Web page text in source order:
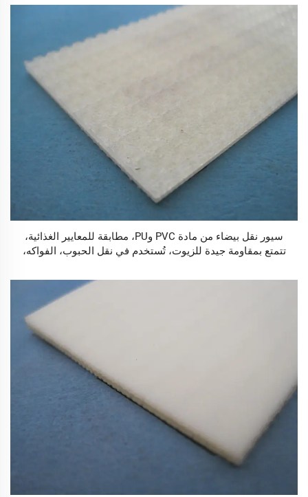
سيور نقل بيضاء من مادة PVC وPU، مطابقة للمعايير الغذائية،
تتمتع بمقاومة جيدة للزيوت، تُستخدم في نقل الحبوب، الفواكه،